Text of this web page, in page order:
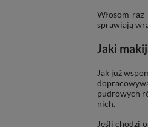
Włosom
sprawiają
Jaki
Jak już
pudrowych
nich.
Jeśli chodzi